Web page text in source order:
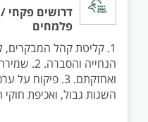
דרושים פקחי /
פלמחים
1. קליטת קהל המבקרים,
הנחייה
ואחזקתם. 3.
השגות גבול, ואכיפת חוקי הרשות. 4.